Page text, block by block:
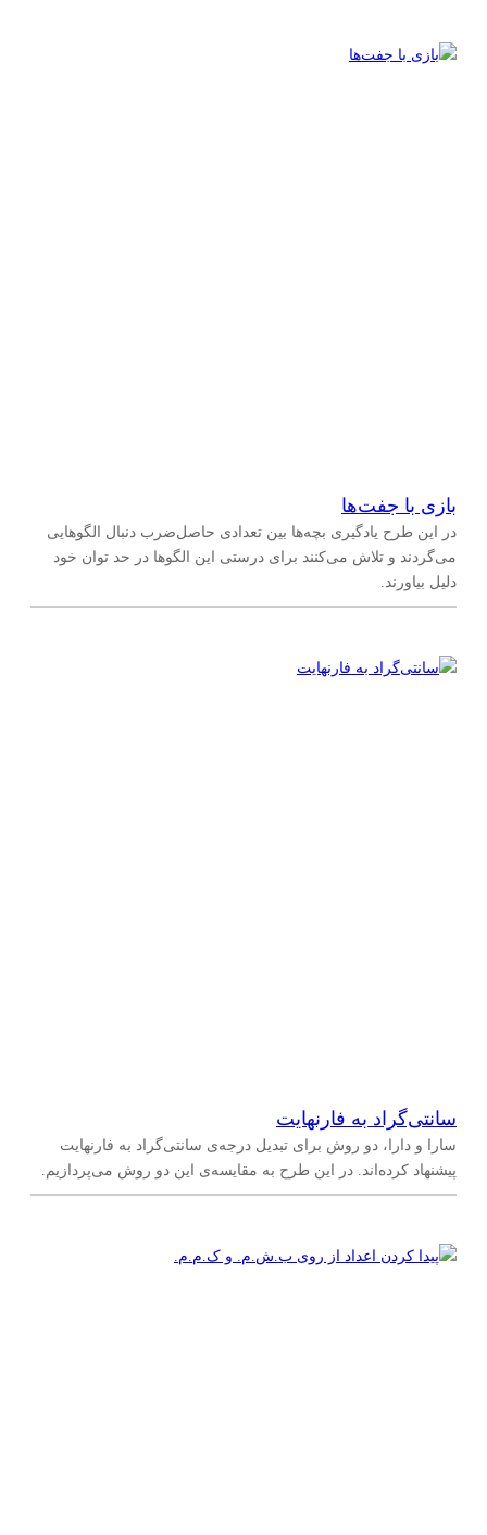
بازی با جفت‌ها
در این طرح یادگیری بچه‌ها بین تعدادی حاصل‌ضرب دنبال الگوهایی
می‌گردند و تلاش می‌کنند برای درستی این الگوها در حد توان خود
دلیل بیاورند.
سانتی‌‌گراد به فارنهایت
سارا و دارا، دو روش برای تبدیل درجه‌ی سانتی‌گراد به فارنهایت
پیشنهاد کرده‌اند. در این طرح به مقایسه‌ی این دو روش می‌پردازیم.